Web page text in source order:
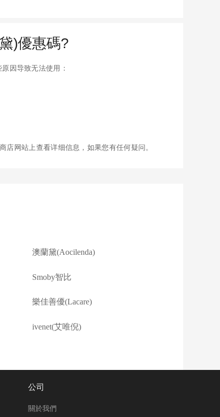
)優惠碼?
因导致无法使用：
网站上查看详细信息，如果您有任何疑问。
澳蘭黛(Aocilenda)
Smoby智比
樂佳善優(Lacare)
ivenet(艾唯倪)
公司
關於我們